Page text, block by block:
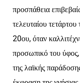
προσπάθεια
τελευταίου
20ου, όταν
προσωπικό του ύφος,
της λαϊκής